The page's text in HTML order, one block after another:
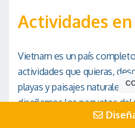
Actividades
Vietnam es un país
actividades que quieras,
playas y paisajes naturales.
diseñamos los paquetes
actividades que pides,